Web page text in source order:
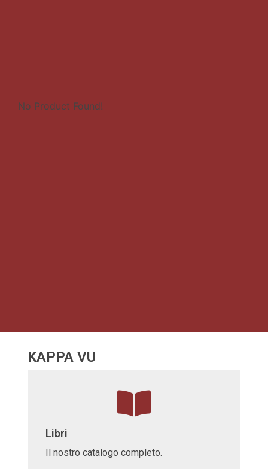
No Product Found!
KAPPA VU
Libri
Il nostro catalogo completo.